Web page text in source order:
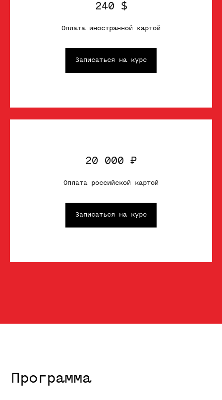
240 $
Оплата иностранной картой
Записаться на курс
20 000 ₽
Оплата российской картой
Записаться на курс